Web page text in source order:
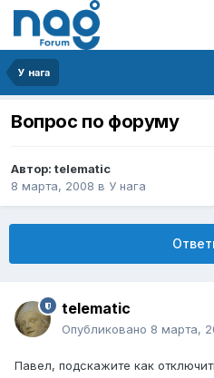
У нага
Вопрос по форуму
Автор: telematic
8 марта, 2008 в У нага
telematic
Опубликовано 8 марта,
Павел, подскажите как